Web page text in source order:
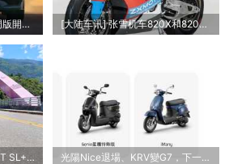
Ford高層證實Mustang四門版開發中，有望202 [大陆车讯] 张雪机车820X和820RR-R赛事版申
【新車心得】SYM 二代 JET SL+ 新車開箱＋ 光陽Nice退場、KRV變G7，下一台車會是RTS？